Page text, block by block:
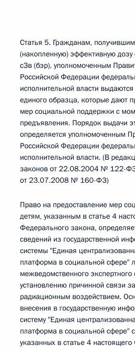
Статья 5. Гражданам,
(накопленную) эффективную дозу
сЗв (бэр), уполномоченным
Российской Федерации
исполнительной власти
единого образца, которые дают
мер социальной поддержки с
предъявления. Порядок выдачи
определяется уполномоченным
Российской Федерации
исполнительной власти. (В
законов от 22.08.2004 № 122-
от 23.07.2008 № 160-ФЗ)
Право на предоставление мер
детям, указанным в статье 4
Федерального закона,
сведений из государственной
системы "Единая
платформа в социальной сфере"
межведомственного экспертного
установлению причинной связи
радиационным воздействием.
внесения в государственную
систему "Единая
платформа в социальной сфере"
указанных в статье 4